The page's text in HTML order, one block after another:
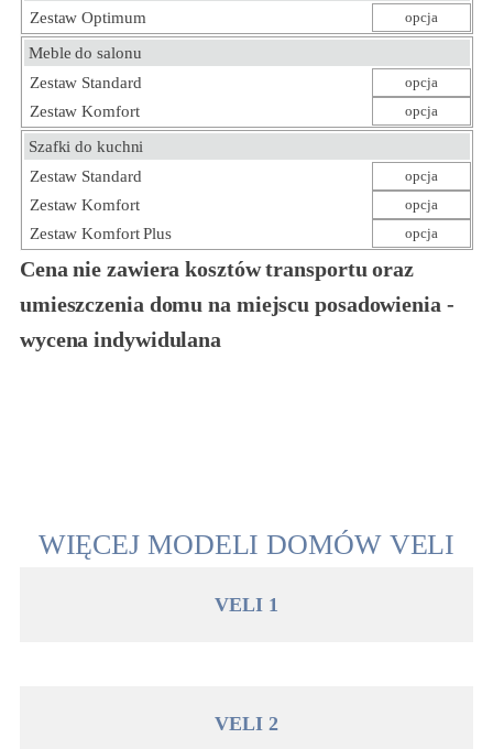
Zestaw Optimum
opcja
Meble do salonu
Zestaw Standard
opcja
Zestaw Komfort opcja
Szafki do kuchni
Zestaw Standard
opcja
Zestaw Komfort opcja
Zestaw Komfort Plus opcja
Cena nie zawiera kosztów transportu oraz
umieszczenia domu na miejscu posadowienia -
wycena indywidulana
WIĘCEJ MODELI DOMÓW VELI
VELI 1
VELI 2